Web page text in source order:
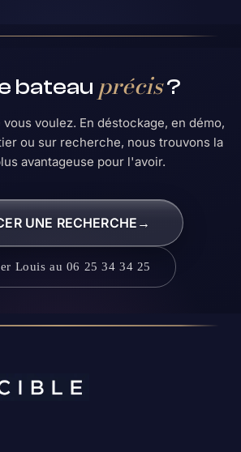
bateau précis?
voulez. En déstockage, en démo,
ou sur recherche, nous trouvons la
avantageuse pour l'avoir.
UNE RECHERCHE →
Louis au 06 25 34 34 25